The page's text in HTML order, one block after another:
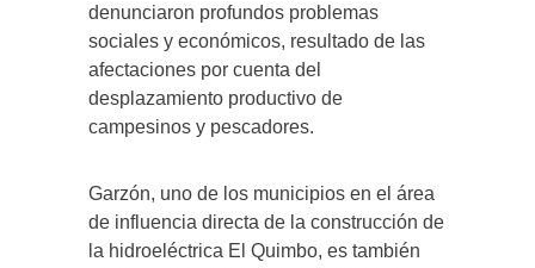
denunciaron profundos problemas
sociales y económicos, resultado de las
afectaciones por cuenta del
desplazamiento productivo de
campesinos y pescadores.
Garzón, uno de los municipios en el área
de influencia directa de la construcción de
la hidroeléctrica El Quimbo, es también